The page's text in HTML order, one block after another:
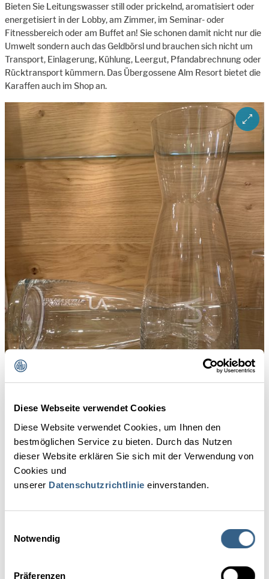
Diese Webseite verwendet Cookies
Diese Website verwendet Cookies, um Ihnen den
bestmöglichen Service zu bieten. Durch das Nutzen
dieser Website erklären Sie sich mit der Verwendung von
Cookies und
unserer Datenschutzrichtlinie einverstanden.
Notwendig
Präferenzen
Bieten Sie Leitungswasser still oder prickelnd, aromatisiert oder
energetisiert in der Lobby, am Zimmer, im Seminar- oder
Fitnessbereich oder am Buffet an! Sie schonen damit nicht nur die
Umwelt sondern auch das Geldbörsl und brauchen sich nicht um
Transport, Einlagerung, Kühlung, Leergut, Pfandabrechnung oder
Rücktransport kümmern. Das Übergossene Alm Resort bietet die
Karaffen auch im Shop an.
ZOOM